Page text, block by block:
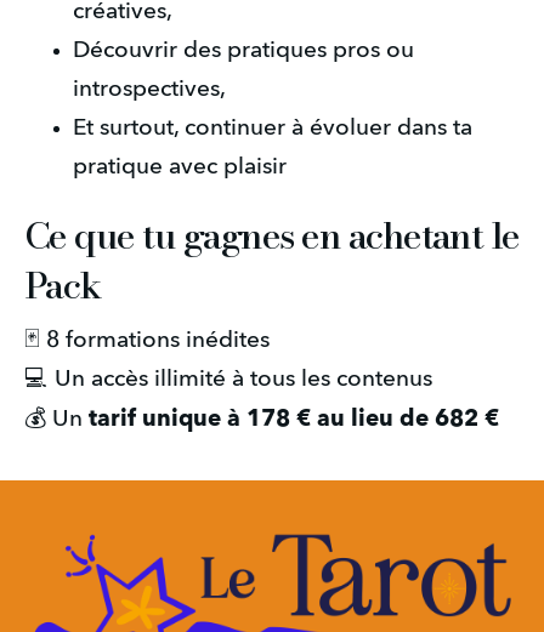
créatives,
Découvrir des pratiques pros ou
introspectives,
Et surtout, continuer à évoluer dans ta
pratique avec plaisir
Ce que tu gagnes en achetant le
Pack
🃏 8 formations inédites
💻 Un accès illimité à tous les contenus
💰 Un tarif unique à 178 € au lieu de 682 €